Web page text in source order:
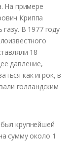
На примере
Криппа
В 1977 году
18
давление,
как игрок, в
голландским
крупнейшей
сумму около 1